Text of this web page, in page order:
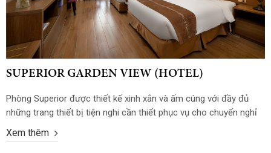
SUPERIOR GARDEN VIEW (HOTEL)
Phòng Superior được thiết kế xinh xắn và ấm cúng với đầy đủ
những trang thiết bị tiện nghi cần thiết phục vụ cho chuyến nghỉ
dưỡng của bạn cùng người thân. Bạn có thể lựa chọn nghỉ tại
phòng 1 giường đôi cỡ lớn hoặc 2 giường đơn tùy vào nhu cầu
Xem thêm